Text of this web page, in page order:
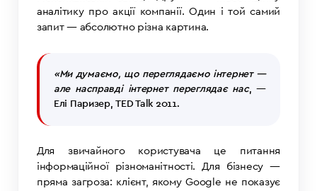
аналітику про акції компанії. Один і той самий
запит — абсолютно різна картина.
«Ми думаємо, що переглядаємо інтернет —
але насправді інтернет переглядає нас, —
Елі Паризер, TED Talk 2011.
Для звичайного користувача це питання
інформаційної різноманітності. Для бізнесу —
пряма загроза: клієнт, якому Google не показує